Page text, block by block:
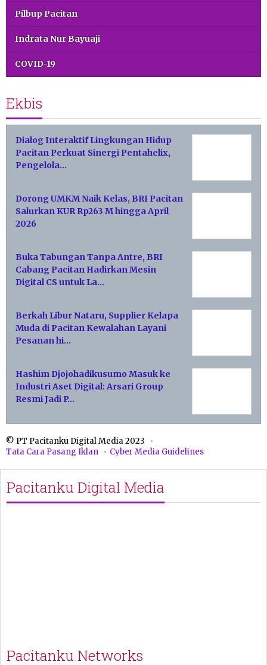
Pilbup Pacitan
Indrata Nur Bayuaji
COVID-19
Ekbis
Dialog Interaktif Lingkungan Hidup
Pacitan Perkuat Sinergi Pentahelix,
Pengelola…
Dorong UMKM Naik Kelas, BRI Pacitan
Salurkan KUR Rp263 M hingga April
2026
Buka Tabungan Tanpa Antre, BRI
Cabang Pacitan Hadirkan Mesin
Digital CS untuk La…
Berkah Libur Nataru, Supplier Kelapa
Muda di Pacitan Kewalahan Layani
Pesanan hi…
Hashim Djojohadikusumo Masuk ke
Industri Aset Digital: Arsari Group
Resmi Jadi P…
© PT Pacitanku Digital Media 2023
Tata Cara Pasang Iklan
Cyber Media Guidelines
Pacitanku Digital Media
Pacitanku Networks